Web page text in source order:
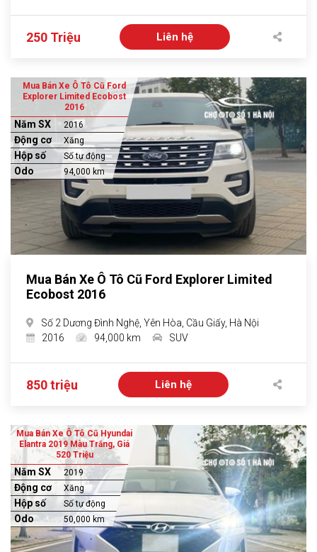
250 Triệu Liên hệ
Mua Bán Xe Ô Tô Cũ Ford
Explorer Limited Ecobost
2016
Năm SX 2016
Động cơ Xăng
Hộp số Số tự động
Odo 94,000 km
Mua Bán Xe Ô Tô Cũ Ford Explorer Limited
Ecobost 2016
Số 2 Dương Đình Nghệ, Yên Hòa, Cầu Giấy, Hà Nội
2016
94,000 km SUV
850 triệu Liên hệ
Mua Bán Xe Ô Tô Cũ Hyundai
Elantra 2019 Màu Trắng, Giá
520 Triệu
Năm SX 2019
Động cơ Xăng
Hộp số Số tự động
Odo 50,000 km